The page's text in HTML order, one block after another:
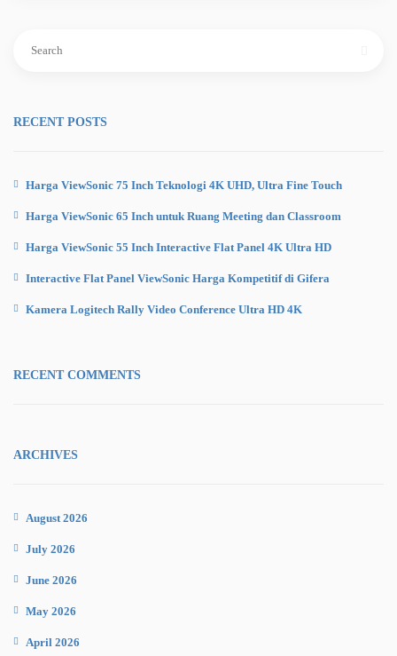
RECENT POSTS
Harga ViewSonic 75 Inch Teknologi 4K UHD, Ultra Fine Touch
Harga ViewSonic 65 Inch untuk Ruang Meeting dan Classroom
Harga ViewSonic 55 Inch Interactive Flat Panel 4K Ultra HD
Interactive Flat Panel ViewSonic Harga Kompetitif di Gifera
Kamera Logitech Rally Video Conference Ultra HD 4K
RECENT COMMENTS
ARCHIVES
August 2026
July 2026
June 2026
May 2026
April 2026